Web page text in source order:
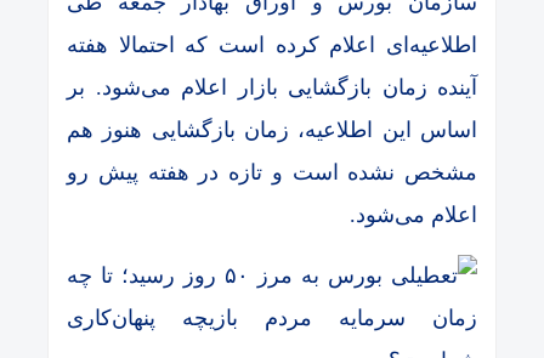
اطلاعیه‌ای اعلام کرده است که احتمالا هفته
آینده زمان بازگشایی بازار اعلام می‌شود. بر
اساس این اطلاعیه، زمان بازگشایی هنوز هم
مشخص نشده است و تازه در هفته پیش رو
اعلام می‌شود.